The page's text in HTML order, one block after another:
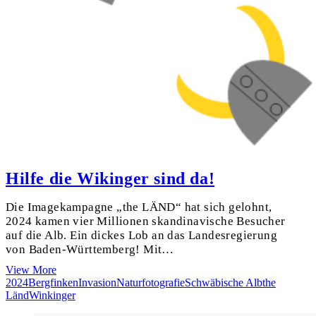
Hilfe die Wikinger sind da!
Die Imagekampagne „the LÄND“ hat sich gelohnt,
2024 kamen vier Millionen skandinavische Besucher
auf die Alb. Ein dickes Lob an das Landesregierung
von Baden-Württemberg! Mit…
View MoreHilfe
die
Wikinger
2024BergfinkenInvasionNaturfotografieSchwäbische Albthe
LändWinkinger